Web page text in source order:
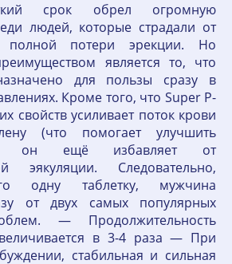
срок обрел огромную
людей, которые страдали от
полной потери эрекции. Но
является то, что
для пользы сразу в
Кроме того, что Super P-
свойств усиливает поток крови
(что помогает улучшить
он ещё избавляет от
эякуляции. Следовательно,
одну таблетку, мужчина
от двух самых популярных
— Продолжительность
в 3-4 раза — При
стабильная и сильная